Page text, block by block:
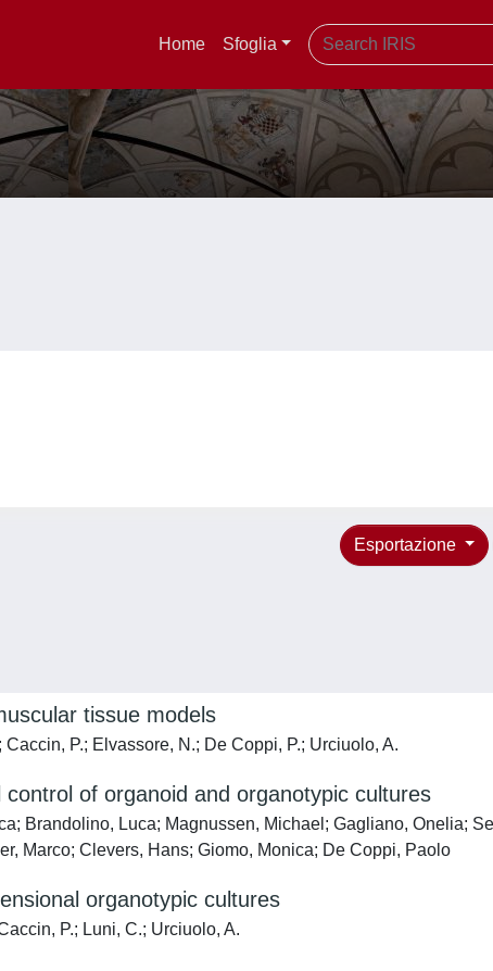
Home Sfoglia
Esportazione
tissue models
P.; Elvassore, N.; De Coppi, P.; Urciuolo, A.
of organoid and organotypic cultures
Brandolino, Luca; Magnussen, Michael; Gagliano, Onelia;
Marco; Clevers, Hans; Giomo, Monica; De Coppi, Paolo
organotypic cultures
P.; Luni, C.; Urciuolo, A.